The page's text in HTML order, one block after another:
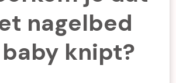
nagelbed
knipt?